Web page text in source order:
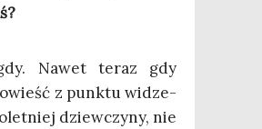
Nawet teraz gdy
z punk­tu widze­
dziew­czy­ny, nie